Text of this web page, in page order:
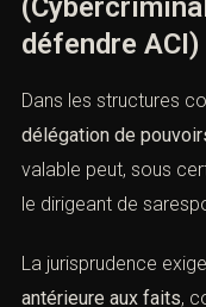
exacte de l’organeou
XIII.
de pouvoirs
défendre ACI)